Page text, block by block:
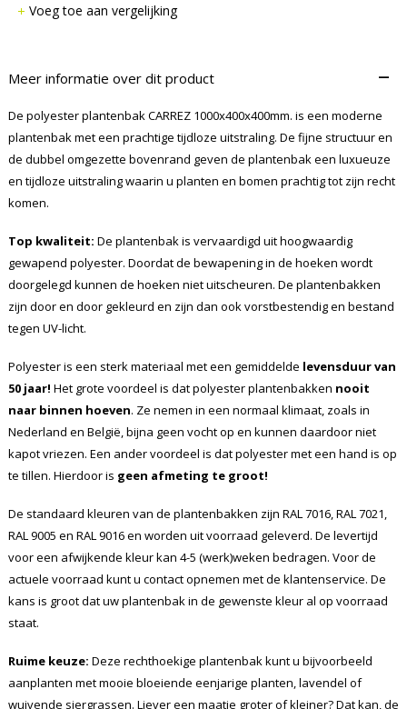
Voeg toe aan vergelijking
Meer informatie over dit product –
De polyester plantenbak CARREZ 1000x400x400mm. is een moderne
plantenbak met een prachtige tijdloze uitstraling. De fijne structuur en
de dubbel omgezette bovenrand geven de plantenbak een luxueuze
en tijdloze uitstraling waarin u planten en bomen prachtig tot zijn recht
komen.
Top kwaliteit: De plantenbak is vervaardigd uit hoogwaardig
gewapend polyester. Doordat de bewapening in de hoeken wordt
doorgelegd kunnen de hoeken niet uitscheuren. De plantenbakken
zijn door en door gekleurd en zijn dan ook vorstbestendig en bestand
tegen UV-licht.
Polyester is een sterk materiaal met een gemiddelde levensduur van
50 jaar! Het grote voordeel is dat polyester plantenbakken nooit
naar binnen hoeven. Ze nemen in een normaal klimaat, zoals in
Nederland en België, bijna geen vocht op en kunnen daardoor niet
kapot vriezen. Een ander voordeel is dat polyester met een hand is op
te tillen. Hierdoor is geen afmeting te groot!
De standaard kleuren van de plantenbakken zijn RAL 7016, RAL 7021,
RAL 9005 en RAL 9016 en worden uit voorraad geleverd. De levertijd
voor een afwijkende kleur kan 4-5 (werk)weken bedragen. Voor de
actuele voorraad kunt u contact opnemen met de klantenservice. De
kans is groot dat uw plantenbak in de gewenste kleur al op voorraad
staat.
Ruime keuze: Deze rechthoekige plantenbak kunt u bijvoorbeeld
aanplanten met mooie bloeiende eenjarige planten, lavendel of
wuivende siergrassen. Liever een maatje groter of kleiner? Dat kan, de